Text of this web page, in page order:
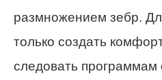
размножением зебр.
только создать
следовать программам